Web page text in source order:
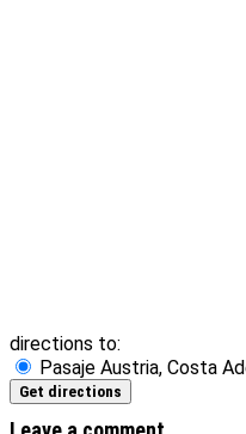
directions to:
Pasaje Austria, Costa